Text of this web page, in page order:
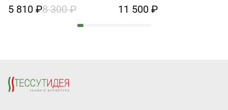
5 810 ₽8 300 ₽ 11 500 ₽